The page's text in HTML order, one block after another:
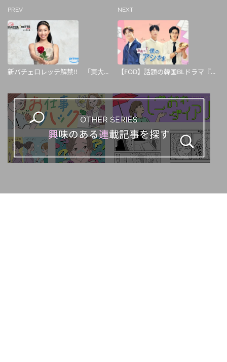
PREV
新バチェロレッテ解禁!! 「東大...
NEXT
【FOD】話題の韓国BLドラマ『...